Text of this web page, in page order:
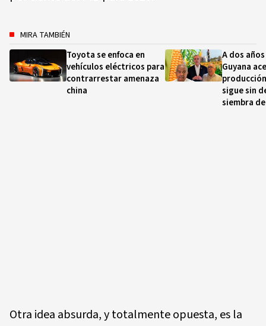
MIRA TAMBIÉN
Toyota se enfoca en
vehículos eléctricos para
contrarrestar amenaza
china
A dos
Guyana
sigue sin
siembra
Otra idea absurda, y totalmente opuesta, es la